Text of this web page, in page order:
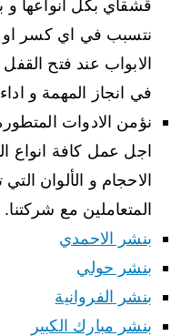
قشقاي بكل انواعها و
نتسبب في اي كسر او
الابواب عند فتح
في انجاز المهمة و
نؤمن الادوات
اجل عمل كافة انواع
الاحجام و الألوان
المتعاملين مع شركتنا.
بنشر الاحمدي
بنشر حولي
بنشر الفروانية
بنشر مبارك الكبير